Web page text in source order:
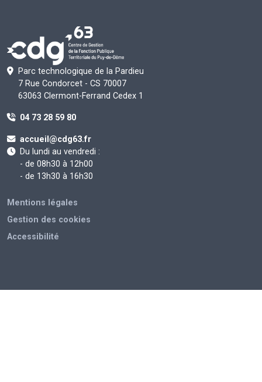
Parc technologique de la Pardieu
7 Rue Condorcet - CS 70007
63063 Clermont-Ferrand Cedex 1
04 73 28 59 80
accueil@cdg63.fr
Du lundi au vendredi :
- de 08h30 à 12h00
- de 13h30 à 16h30
Mentions légales
Gestion des cookies
Accessibilité